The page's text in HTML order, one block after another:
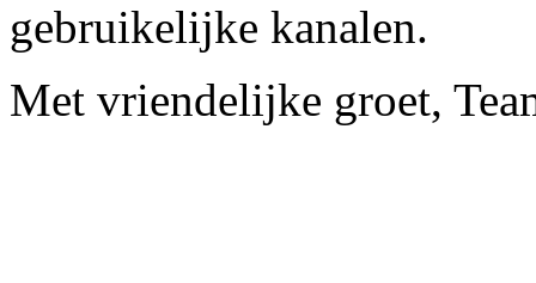
gebruikelijke kanalen.
Met vriendelijke groet,